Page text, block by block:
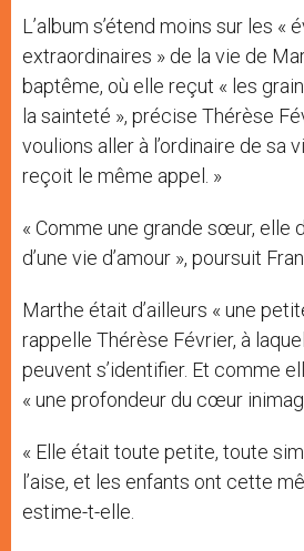
L’album s’étend moins sur les «
extraordinaires » de la vie de
baptême, où elle reçut « les
la sainteté », précise Thérèse
voulions aller à l’ordinaire de sa
reçoit le même appel. »
« Comme une grande sœur, elle
d’une vie d’amour », poursuit
Marthe était d’ailleurs « une
rappelle Thérèse Février, à
peuvent s’identifier. Et comme
« une profondeur du cœur
« Elle était toute petite, toute
l’aise, et les enfants ont cette
estime-t-elle.